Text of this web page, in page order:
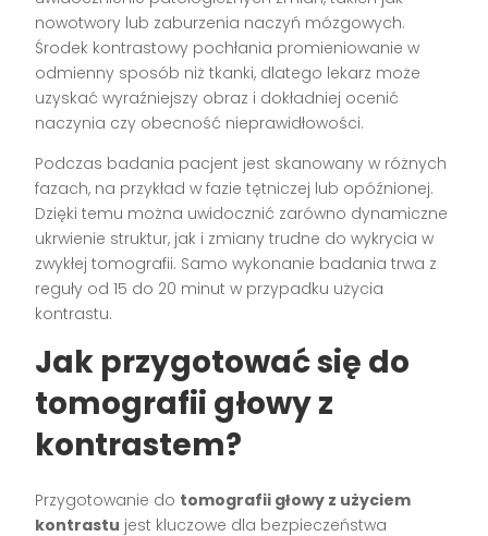
nowotwory lub zaburzenia naczyń mózgowych.
Środek kontrastowy pochłania promieniowanie w
odmienny sposób niż tkanki, dlatego lekarz może
uzyskać wyraźniejszy obraz i dokładniej ocenić
naczynia czy obecność nieprawidłowości.
Podczas badania pacjent jest skanowany w różnych
fazach, na przykład w fazie tętniczej lub opóźnionej.
Dzięki temu można uwidocznić zarówno dynamiczne
ukrwienie struktur, jak i zmiany trudne do wykrycia w
zwykłej tomografii. Samo wykonanie badania trwa z
reguły od 15 do 20 minut w przypadku użycia
kontrastu.
Jak przygotować się do
tomografii głowy z
kontrastem?
Przygotowanie do tomografii głowy z użyciem
kontrastu jest kluczowe dla bezpieczeństwa